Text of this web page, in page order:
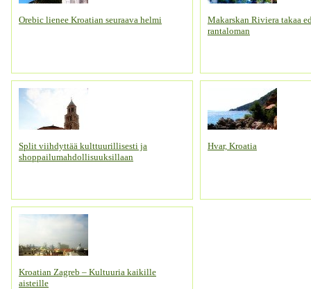
Orebic lienee Kroatian seuraava helmi
Makarskan Riviera takaa
rantaloman
Split viihdyttää kulttuurillisesti ja
shoppailumahdollisuuksillaan
Hvar, Kroatia
Kroatian Zagreb – Kultuuria kaikille
aisteille